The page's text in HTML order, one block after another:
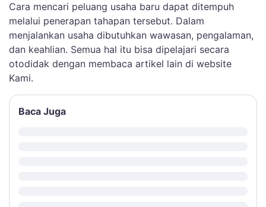
Cara mencari peluang usaha baru dapat ditempuh
melalui penerapan tahapan tersebut. Dalam
menjalankan usaha dibutuhkan wawasan, pengalaman,
dan keahlian. Semua hal itu bisa dipelajari secara
otodidak dengan membaca artikel lain di website
Kami.
Baca Juga